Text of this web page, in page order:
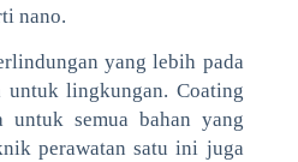
nano.
yang lebih pada
lingkungan. Coating
untuk semua bahan yang
perawatan satu ini juga